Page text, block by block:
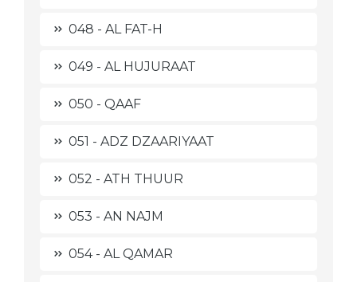
048 - AL FAT-H
049 - AL HUJURAAT
050 - QAAF
051 - ADZ DZAARIYAAT
052 - ATH THUUR
053 - AN NAJM
054 - AL QAMAR